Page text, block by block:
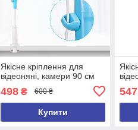
Якісне кріплення для
відеоняні, камери 90 см
498₴ 600 ₴
Купити